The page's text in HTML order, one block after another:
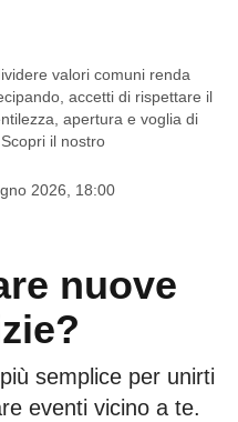
valori comuni renda
accetti di rispettare il
apertura e voglia di
il nostro
2026, 18:00
nuove
semplice per unirti
eventi vicino a te.